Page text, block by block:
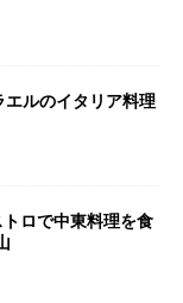
ルのイタリア料理
ロで中東料理を食